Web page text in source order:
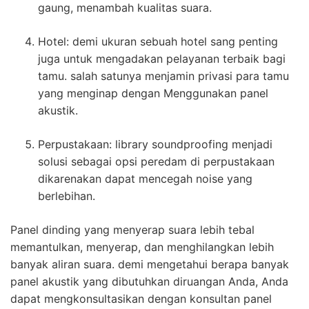
gaung, menambah kualitas suara.
Hotel: demi ukuran sebuah hotel sang penting
juga untuk mengadakan pelayanan terbaik bagi
tamu. salah satunya menjamin privasi para tamu
yang menginap dengan Menggunakan panel
akustik.
Perpustakaan: library soundproofing menjadi
solusi sebagai opsi peredam di perpustakaan
dikarenakan dapat mencegah noise yang
berlebihan.
Panel dinding yang menyerap suara lebih tebal
memantulkan, menyerap, dan menghilangkan lebih
banyak aliran suara. demi mengetahui berapa banyak
panel akustik yang dibutuhkan diruangan Anda, Anda
dapat mengkonsultasikan dengan konsultan panel